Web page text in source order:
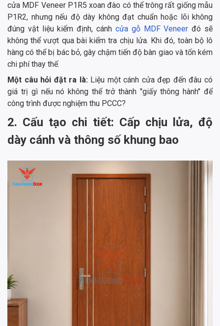
cửa MDF Veneer P1R5 xoan đào có thể trông rất giống mẫu
P1R2, nhưng nếu độ dày không đạt chuẩn hoặc lõi không
đúng vật liệu kiểm định, cánh cửa gỗ MDF Veneer đó sẽ
không thể vượt qua bài kiểm tra chịu lửa. Khi đó, toàn bộ lô
hàng có thể bị bác bỏ, gây chậm tiến độ bàn giao và tốn kém
chi phí thay thế.
Một câu hỏi đặt ra là: Liệu một cánh cửa đẹp đến đâu có
giá trị gì nếu nó không thể trở thành "giấy thông hành" để
công trình được nghiệm thu PCCC?
2. Cấu tạo chi tiết: Cấp chịu lửa, độ
dày cánh và thông số khung bao